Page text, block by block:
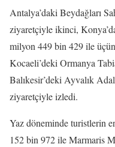
Antalya’daki Beydağları
ziyaretçiyle ikinci,
milyon 449 bin 429 ile
Kocaeli’deki Ormanya
Balıkesir’deki Ayvalık
ziyaretçiyle izledi.
Yaz döneminde turistlerin
152 bin 972 ile Marmaris